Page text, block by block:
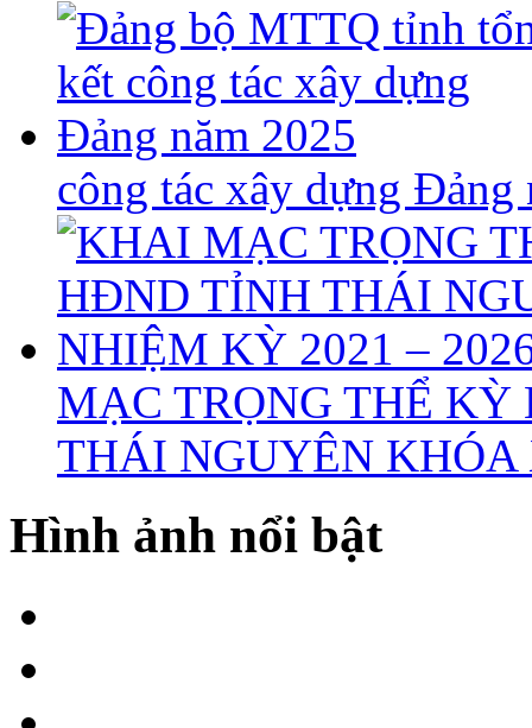
công tác xây dựng Đảng
MẠC TRỌNG THỂ
THÁI NGUYÊN KHÓA
Hình ảnh nổi bật